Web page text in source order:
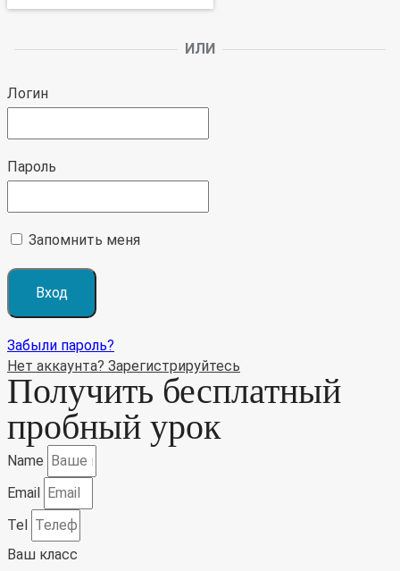
ИЛИ
Логин
Пароль
Запомнить меня
Забыли пароль?
Нет аккаунта? Зарегистрируйтесь
Получить бесплатный
пробный урок
Name
Email
Tel
Ваш класс